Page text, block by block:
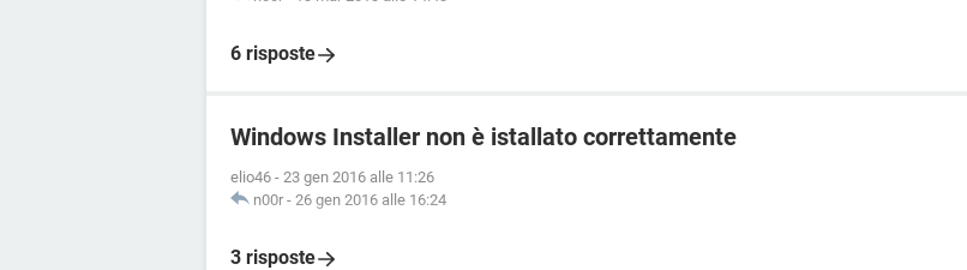
6 risposte
Windows Installer non è istallato correttamente
elio46 - 23 gen 2016 alle 11:26
n00r - 26 gen 2016 alle 16:24
3 risposte